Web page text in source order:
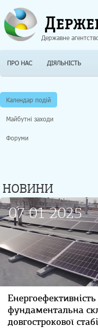
Державне
ПРО НАС ДІЯЛЬНІСТЬ
Календар подій
Майбутні заходи
Форуми
НОВИНИ
07 01 2025
фундаментальна
довгострокової